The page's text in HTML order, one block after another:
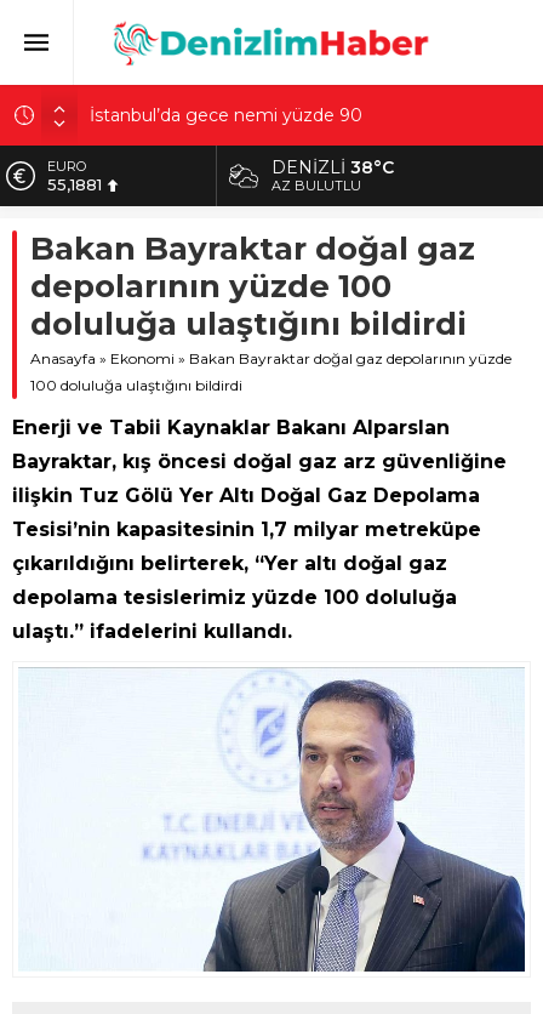
Artvin açıklarında insansız deniz aracı olduğu
40 dereceyle kavrulan şehirde kar sürprizi: Hem
Sultangazi’de temel kazısında korkutan olay! 4 bina
tahliye edildi
Çiçek Pasajı’nda tartışma yaratan görüntü: Son hali
gerçekten üzücü
İstanbul’da gece nemi yüzde 90
EURO
55,1881
6.660,55
BİST
13.779,39
47,7111
DENIZLI38°C
AZ BULUTLU
Bakan Bayraktar doğal gaz
depolarının yüzde 100
doluluğa ulaştığını bildirdi
Anasayfa » Ekonomi » Bakan Bayraktar doğal gaz depolarının yüzde
100 doluluğa ulaştığını bildirdi
Enerji ve Tabii Kaynaklar Bakanı Alparslan
Bayraktar, kış öncesi doğal gaz arz güvenliğine
ilişkin Tuz Gölü Yer Altı Doğal Gaz Depolama
Tesisi’nin kapasitesinin 1,7 milyar metreküpe
çıkarıldığını belirterek, “Yer altı doğal gaz
depolama tesislerimiz yüzde 100 doluluğa
ulaştı.” ifadelerini kullandı.